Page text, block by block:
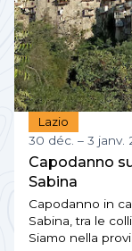
Lazio
30 déc. – 3 janv.
Capodanno
Sabina
Capodanno in
Sabina, tra le
Siamo nella